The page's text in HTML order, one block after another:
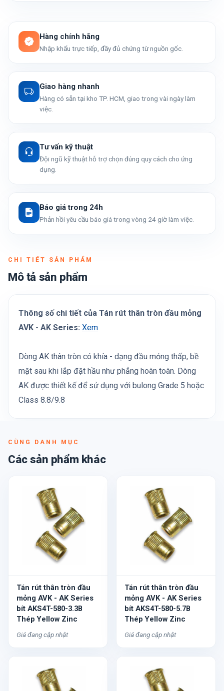
Hàng chính hãng
Nhập khẩu trực tiếp, đầy đủ chứng từ nguồn gốc.
Giao hàng nhanh
Hàng có sẵn tại kho TP. HCM, giao trong vài ngày làm
việc.
Tư vấn kỹ thuật
Đội ngũ kỹ thuật hỗ trợ chọn đúng quy cách cho ứng
dụng.
Báo giá trong 24h
Phản hồi yêu cầu báo giá trong vòng 24 giờ làm việc.
CHI TIẾT SẢN PHẨM
Mô tả sản phẩm
Thông số chi tiết của Tán rút thân tròn đầu mỏng
AVK - AK Series: Xem
Dòng AK thân tròn có khía - dạng đầu mỏng thấp, bề
mặt sau khi lắp đặt hầu như phẳng hoàn toàn. Dòng
AK được thiết kế để sử dụng với bulong Grade 5 hoặc
Class 8.8/9.8
CÙNG DANH MỤC
Các sản phẩm khác
Tán rút thân tròn đầu
mỏng AVK - AK Series
bít AKS4T-580-3.3B
Thép Yellow Zinc
Giá đang cập nhật
Tán rút thân tròn đầu
mỏng AVK - AK Series
bít AKS4T-580-5.7B
Thép Yellow Zinc
Giá đang cập nhật